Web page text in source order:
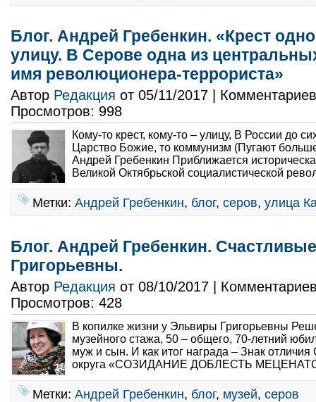
Блог. Андрей Гребенкин. «Крест
улицу. В Серове одна из
имя революционера-террориста»
Автор Редакция от 05/11/2017 |
Просмотров: 998
Кому-то крест, кому-то – улицу, В России до
Царство Божие, то коммунизм (Пугают
Андрей Гребенкин Приближается
Великой Октябрьской социалистической
Метки: Андрей Гребенкин, блог, серов, улица
Блог. Андрей Гребенкин.
Григорьевны.
Автор Редакция от 08/10/2017 |
Просмотров: 428
В копилке жизни у Эльвиры Григорьевны
музейного стажа, 50 – общего, 70-летний
муж и сын. И как итог награда – Знак отличия
округа «СОЗИДАНИЕ ДОБЛЕСТЬ
Метки: Андрей Гребенкин, блог, музей, серов